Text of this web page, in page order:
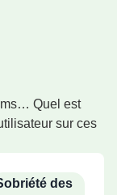
Quel est
sur ces
des